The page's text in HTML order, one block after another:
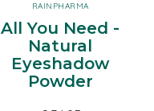
RAINPHARMA
All You Need -
Natural
Eyeshadow
Powder